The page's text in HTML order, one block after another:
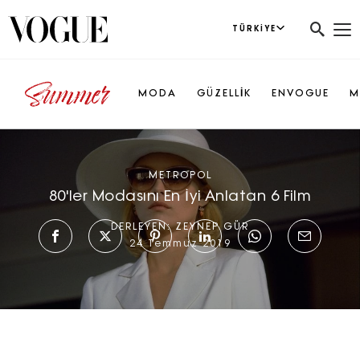
TÜRKIYE
MODA GÜZELLİK ENVOGUE
METROPOL
80'ler Modasını En İyi Anlatan 6 Film
DERLEYEN:ZEYNEP GÜR
24 Temmuz 2019